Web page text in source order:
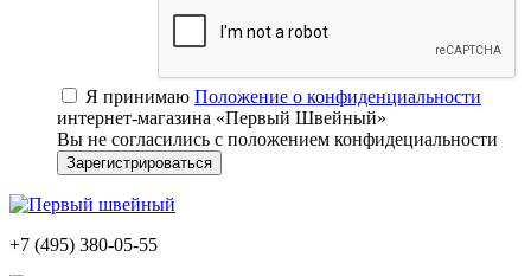
Я принимаю Положение о конфиденциальности
интернет-магазина «Первый Швейный»
Вы не согласились с положением конфидециальности
+7 (495) 380-05-55